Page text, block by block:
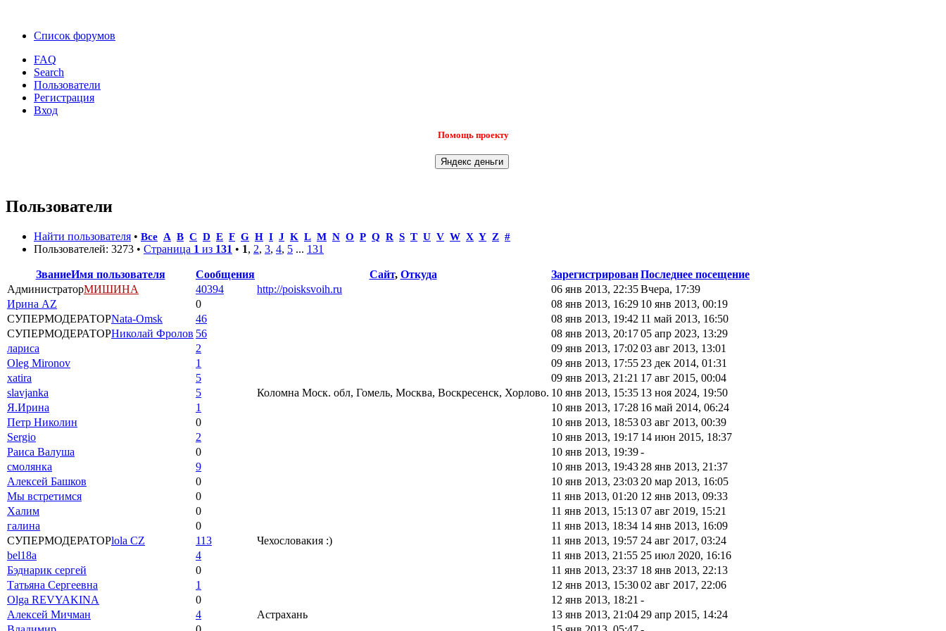
Список форумов
FAQ
Search
Пользователи
Регистрация
Вход
Помощь проекту
Пользователи
Найти пользователя • Все A B C D E F G H I J K L M N O P Q R S T U V W X Y Z #
Пользователей: 3273 • Страница 1 из 131 • 1, 2, 3, 4, 5 ... 131
ЗваниеИмя пользователя Сообщения Сайт, Откуда ЗарегистрированПоследнее посещение
АдминистраторМИШИНА 40394 http://poisksvoih.ru 06 янв 2013, 22:35Вчера, 17:39
Ирина AZ
0 08 янв 2013, 16:29 10 янв 2013, 00:19
СУПЕРМОДЕРАТОРNata-Omsk 46 08 янв 2013, 19:42 11 май 2013, 16:50
СУПЕРМОДЕРАТОРНиколай Фролов 56 08 янв 2013, 20:1705 апр 2023, 13:29
лариса
2 09 янв 2013, 17:02 03 авг 2013, 13:01
Oleg Mironov
1 09 янв 2013, 17:55 23 дек 2014, 01:31
xatira
5 09 янв 2013, 21:21 17 авг 2015, 00:04
slavjanka
5 Коломна Моск. обл, Гомель, Москва, Воскресенск, Хорлово. 10 янв 2013, 15:35 13 ноя 2024, 19:50
Я.Ирина
1 10 янв 2013, 17:28 16 май 2014, 06:24
Петр Николин
0 10 янв 2013, 18:5303 авг 2013, 00:39
Sergio
2 10 янв 2013, 19:17 14 июн 2015, 18:37
Раиса Валуша
0 10 янв 2013, 19:39-
смолянка
9 10 янв 2013, 19:43 28 янв 2013, 21:37
Алексей Башков
0 10 янв 2013, 23:03 20 мар 2013, 16:05
Мы встретимся
0 11 янв 2013, 01:20 12 янв 2013, 09:33
Халим
0 11 янв 2013, 15:13 07 авг 2019, 15:21
галина
0 11 янв 2013, 18:34 14 янв 2013, 16:09
СУПЕРМОДЕРАТОРlola CZ 113 Чехословакия :) 11 янв 2013, 19:57 24 авг 2017, 03:24
bel18a
4 11 янв 2013, 21:55 25 июл 2020, 16:16
Бэднарик сергей
0 11 янв 2013, 23:37 18 янв 2013, 22:13
Татьяна Сергеевна
1 12 янв 2013, 15:3002 авг 2017, 22:06
Olga REVYAKINA
0 12 янв 2013, 18:21 -
Алексей Мичман
4 Астрахань 13 янв 2013, 21:04 29 апр 2015, 14:24